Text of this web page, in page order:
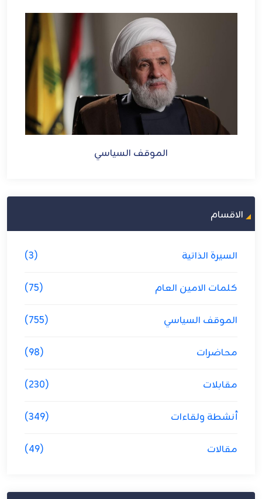
الموقف السياسي
الاقسام
السيرة الذاتية (3)
كلمات الامين العام (75)
الموقف السياسي (755)
محاضرات (98)
مقابلات (230)
أنشطة ولقاءات (349)
مقالات (49)